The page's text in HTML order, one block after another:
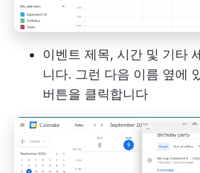
이벤트 제목, 시간 및 기타
니다. 그런 다음 이름 옆에
버튼을 클릭합니다